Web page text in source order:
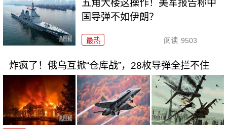
五角大楼这操作！美军报告称中
国导弹不如伊朗？
最热 阅读 9503
炸疯了！俄乌互掀“仓库战”，28枚导弹全拦不住